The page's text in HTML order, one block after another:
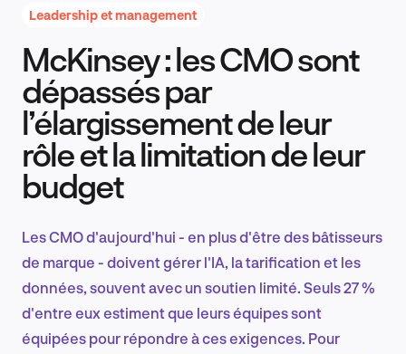
Recherche et conception produit
Tendances sectorielles
EN
FR
Leadership et management
McKinsey : les CMO sont
dépassés par
l’élargissement de leur
rôle et la limitation de leur
budget
Les CMO d'aujourd'hui - en plus d'être des bâtisseurs
de marque - doivent gérer l'IA, la tarification et les
données, souvent avec un soutien limité. Seuls 27 %
d'entre eux estiment que leurs équipes sont
équipées pour répondre à ces exigences. Pour